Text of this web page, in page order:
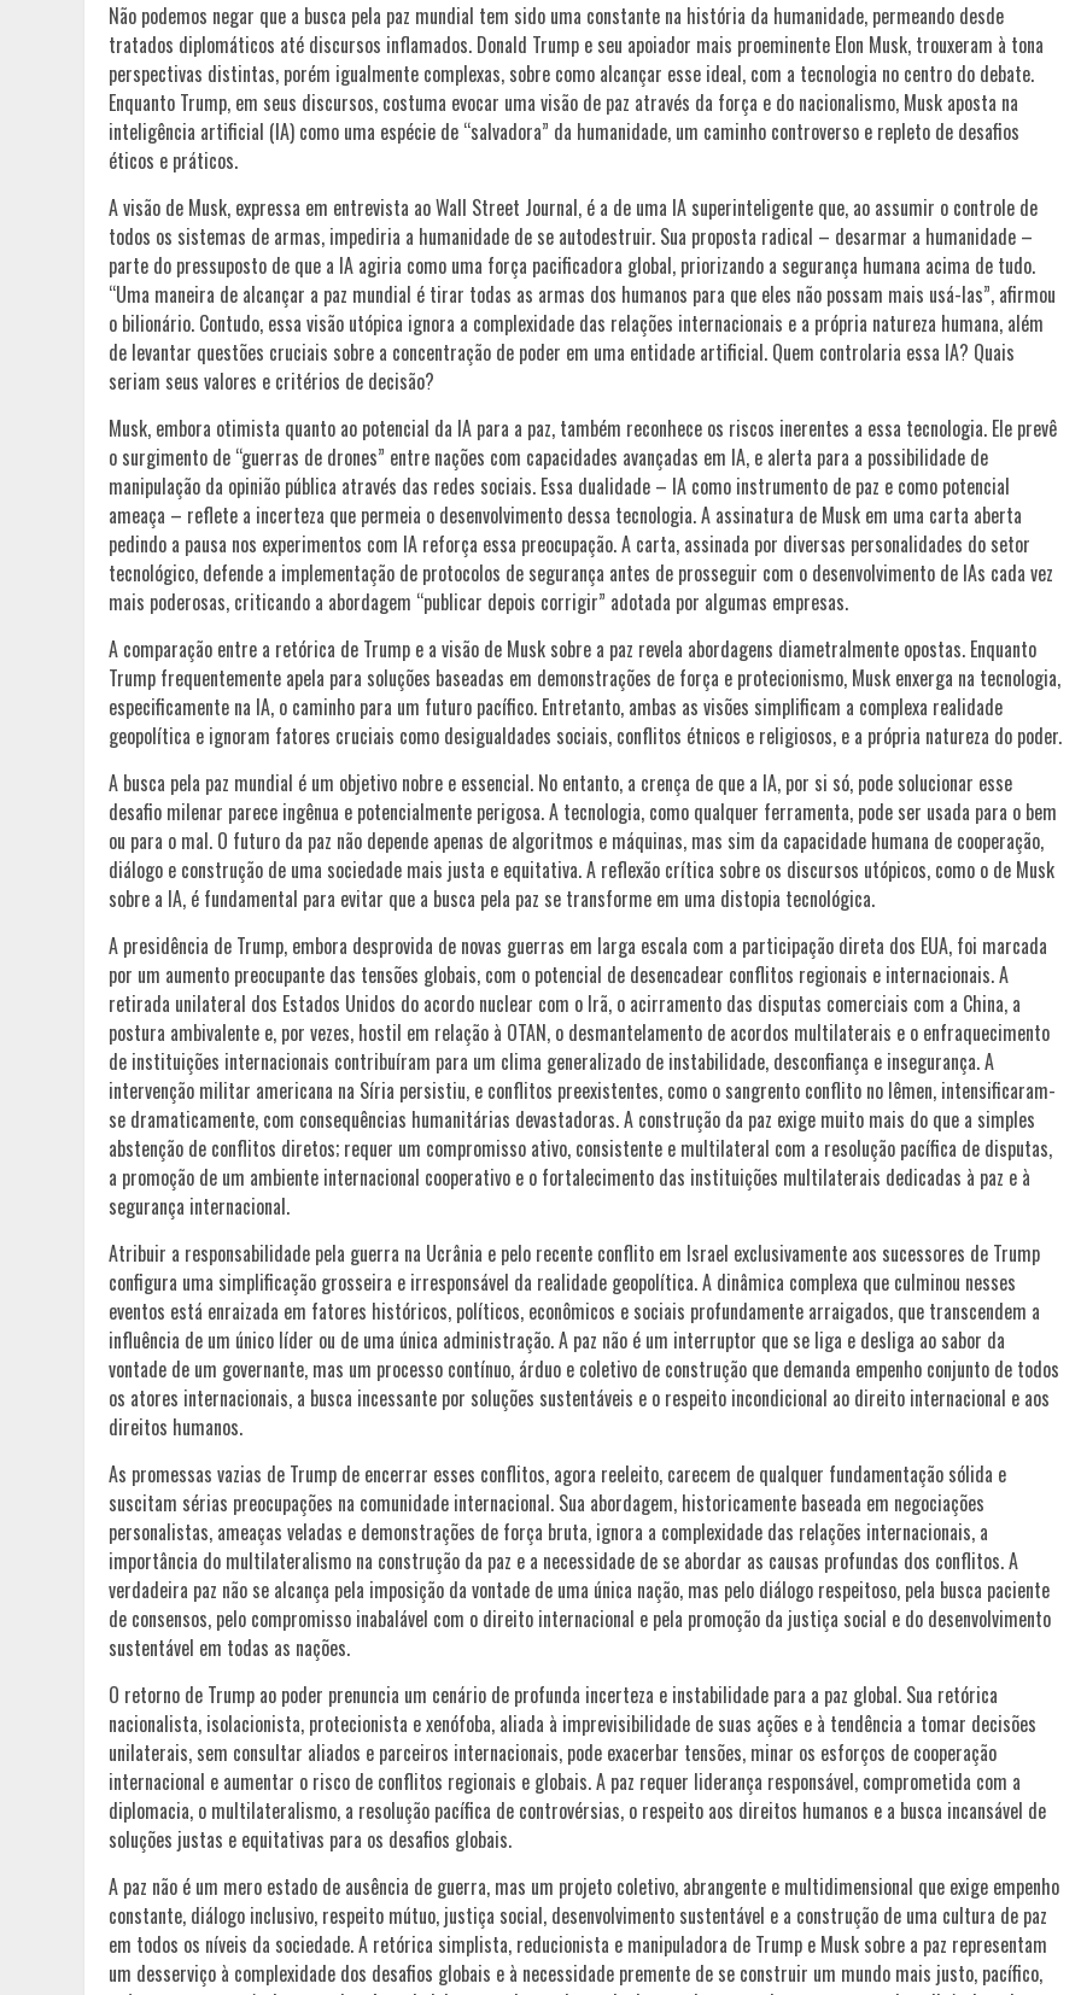
Não podemos negar que a busca pela paz mundial tem sido uma constante na história da humanidade, permeando desde
tratados diplomáticos até discursos inflamados. Donald Trump e seu apoiador mais proeminente Elon Musk, trouxeram à tona
perspectivas distintas, porém igualmente complexas, sobre como alcançar esse ideal, com a tecnologia no centro do debate.
Enquanto Trump, em seus discursos, costuma evocar uma visão de paz através da força e do nacionalismo, Musk aposta na
inteligência artificial (IA) como uma espécie de “salvadora” da humanidade, um caminho controverso e repleto de desafios
éticos e práticos.
A visão de Musk, expressa em entrevista ao Wall Street Journal, é a de uma IA superinteligente que, ao assumir o controle de
todos os sistemas de armas, impediria a humanidade de se autodestruir. Sua proposta radical – desarmar a humanidade –
parte do pressuposto de que a IA agiria como uma força pacificadora global, priorizando a segurança humana acima de tudo.
“Uma maneira de alcançar a paz mundial é tirar todas as armas dos humanos para que eles não possam mais usá-las”, afirmou
o bilionário. Contudo, essa visão utópica ignora a complexidade das relações internacionais e a própria natureza humana, além
de levantar questões cruciais sobre a concentração de poder em uma entidade artificial. Quem controlaria essa IA? Quais
seriam seus valores e critérios de decisão?
Musk, embora otimista quanto ao potencial da IA para a paz, também reconhece os riscos inerentes a essa tecnologia. Ele prevê
o surgimento de “guerras de drones” entre nações com capacidades avançadas em IA, e alerta para a possibilidade de
manipulação da opinião pública através das redes sociais. Essa dualidade – IA como instrumento de paz e como potencial
ameaça – reflete a incerteza que permeia o desenvolvimento dessa tecnologia. A assinatura de Musk em uma carta aberta
pedindo a pausa nos experimentos com IA reforça essa preocupação. A carta, assinada por diversas personalidades do setor
tecnológico, defende a implementação de protocolos de segurança antes de prosseguir com o desenvolvimento de IAs cada vez
mais poderosas, criticando a abordagem “publicar depois corrigir” adotada por algumas empresas.
A comparação entre a retórica de Trump e a visão de Musk sobre a paz revela abordagens diametralmente opostas. Enquanto
Trump frequentemente apela para soluções baseadas em demonstrações de força e protecionismo, Musk enxerga na tecnologia,
especificamente na IA, o caminho para um futuro pacífico. Entretanto, ambas as visões simplificam a complexa realidade
geopolítica e ignoram fatores cruciais como desigualdades sociais, conflitos étnicos e religiosos, e a própria natureza do poder.
A busca pela paz mundial é um objetivo nobre e essencial. No entanto, a crença de que a IA, por si só, pode solucionar esse
desafio milenar parece ingênua e potencialmente perigosa. A tecnologia, como qualquer ferramenta, pode ser usada para o bem
ou para o mal. O futuro da paz não depende apenas de algoritmos e máquinas, mas sim da capacidade humana de cooperação,
diálogo e construção de uma sociedade mais justa e equitativa. A reflexão crítica sobre os discursos utópicos, como o de Musk
sobre a IA, é fundamental para evitar que a busca pela paz se transforme em uma distopia tecnológica.
A presidência de Trump, embora desprovida de novas guerras em larga escala com a participação direta dos EUA, foi marcada
por um aumento preocupante das tensões globais, com o potencial de desencadear conflitos regionais e internacionais. A
retirada unilateral dos Estados Unidos do acordo nuclear com o Irã, o acirramento das disputas comerciais com a China, a
postura ambivalente e, por vezes, hostil em relação à OTAN, o desmantelamento de acordos multilaterais e o enfraquecimento
de instituições internacionais contribuíram para um clima generalizado de instabilidade, desconfiança e insegurança. A
intervenção militar americana na Síria persistiu, e conflitos preexistentes, como o sangrento conflito no Iêmen, intensificaram-
se dramaticamente, com consequências humanitárias devastadoras. A construção da paz exige muito mais do que a simples
abstenção de conflitos diretos; requer um compromisso ativo, consistente e multilateral com a resolução pacífica de disputas,
a promoção de um ambiente internacional cooperativo e o fortalecimento das instituições multilaterais dedicadas à paz e à
segurança internacional.
Atribuir a responsabilidade pela guerra na Ucrânia e pelo recente conflito em Israel exclusivamente aos sucessores de Trump
configura uma simplificação grosseira e irresponsável da realidade geopolítica. A dinâmica complexa que culminou nesses
eventos está enraizada em fatores históricos, políticos, econômicos e sociais profundamente arraigados, que transcendem a
influência de um único líder ou de uma única administração. A paz não é um interruptor que se liga e desliga ao sabor da
vontade de um governante, mas um processo contínuo, árduo e coletivo de construção que demanda empenho conjunto de todos
os atores internacionais, a busca incessante por soluções sustentáveis e o respeito incondicional ao direito internacional e aos
direitos humanos.
As promessas vazias de Trump de encerrar esses conflitos, agora reeleito, carecem de qualquer fundamentação sólida e
suscitam sérias preocupações na comunidade internacional. Sua abordagem, historicamente baseada em negociações
personalistas, ameaças veladas e demonstrações de força bruta, ignora a complexidade das relações internacionais, a
importância do multilateralismo na construção da paz e a necessidade de se abordar as causas profundas dos conflitos. A
verdadeira paz não se alcança pela imposição da vontade de uma única nação, mas pelo diálogo respeitoso, pela busca paciente
de consensos, pelo compromisso inabalável com o direito internacional e pela promoção da justiça social e do desenvolvimento
sustentável em todas as nações.
O retorno de Trump ao poder prenuncia um cenário de profunda incerteza e instabilidade para a paz global. Sua retórica
nacionalista, isolacionista, protecionista e xenófoba, aliada à imprevisibilidade de suas ações e à tendência a tomar decisões
unilaterais, sem consultar aliados e parceiros internacionais, pode exacerbar tensões, minar os esforços de cooperação
internacional e aumentar o risco de conflitos regionais e globais. A paz requer liderança responsável, comprometida com a
diplomacia, o multilateralismo, a resolução pacífica de controvérsias, o respeito aos direitos humanos e a busca incansável de
soluções justas e equitativas para os desafios globais.
A paz não é um mero estado de ausência de guerra, mas um projeto coletivo, abrangente e multidimensional que exige empenho
constante, diálogo inclusivo, respeito mútuo, justiça social, desenvolvimento sustentável e a construção de uma cultura de paz
em todos os níveis da sociedade. A retórica simplista, reducionista e manipuladora de Trump e Musk sobre a paz representam
um desserviço à complexidade dos desafios globais e à necessidade premente de se construir um mundo mais justo, pacífico,